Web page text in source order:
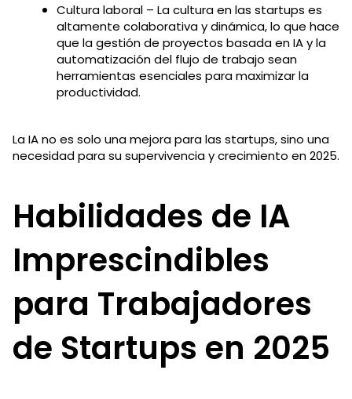
Cultura laboral – La cultura en las startups es
altamente colaborativa y dinámica, lo que hace
que la gestión de proyectos basada en IA y la
automatización del flujo de trabajo sean
herramientas esenciales para maximizar la
productividad.
La IA no es solo una mejora para las startups, sino una
necesidad para su supervivencia y crecimiento en 2025.
Habilidades de IA
Imprescindibles
para Trabajadores
de Startups en 2025